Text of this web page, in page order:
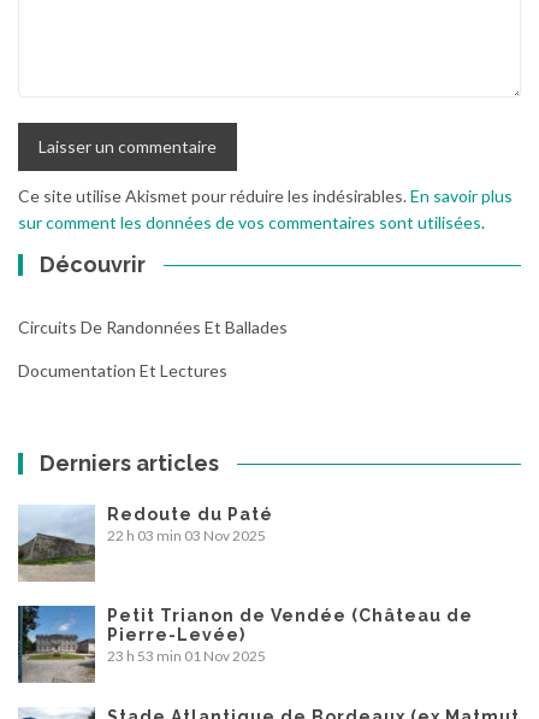
Ce site utilise Akismet pour réduire les indésirables.En savoir plus
sur comment les données de vos commentaires sont utilisées.
Découvrir
Circuits De Randonnées Et Ballades
Documentation Et Lectures
Derniers articles
Redoute du Paté
22 h 03 min 03 Nov 2025
Petit Trianon de Vendée (Château de
Pierre-Levée)
23 h 53 min 01 Nov 2025